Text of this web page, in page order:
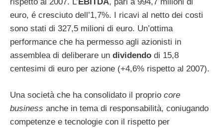
rispetto al 2007. L’ EBITDA, pari a 994,7 milioni di
euro, é cresciuto dell’1,7%. I ricavi al netto dei costi
sono stati di 327,5 milioni di euro. Un’ottima
performance che ha permesso agli azionisti in
assemblea di deliberare un dividendo di 15,8
centesimi di euro per azione (+4,6% rispetto al 2007).
Una società che ha consolidato il proprio core
business anche in tema di responsabilità, coniugando
competenze e tecnologie con il rispetto per